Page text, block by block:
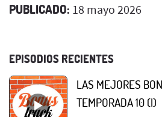
PUBLICADO: 18 mayo 2026
EPISODIOS RECIENTES
LAS MEJORES
TEMPORADA 10 (I)